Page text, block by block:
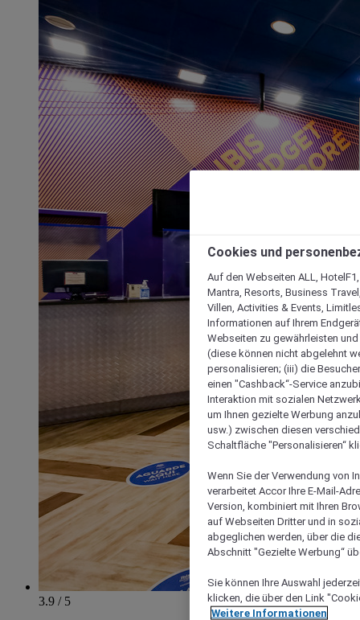
3.9 / 5
Cookies und
Auf den Webseiten ALL,
Mantra, Resorts, Business
Villen, Activities & Events,
Informationen auf Ihrem
Webseiten zu gewährleisten
(diese können nicht abgelehnt
personalisieren; (iii) die
einen "Cashback“-Service
Interaktion mit sozialen
um Ihnen gezielte Werbung
usw.) zwischen diesen
Schaltfläche "Personalisieren“
Wenn Sie der Verwendung von
verarbeitet Accor Ihre E-Mail-
Version, kombiniert mit Ihren
auf Webseiten Dritter und in
abgeglichen werden, über die
Abschnitt "Gezielte Werbung“
Sie können Ihre Auswahl
klicken, die über den Link
Weitere Informationen